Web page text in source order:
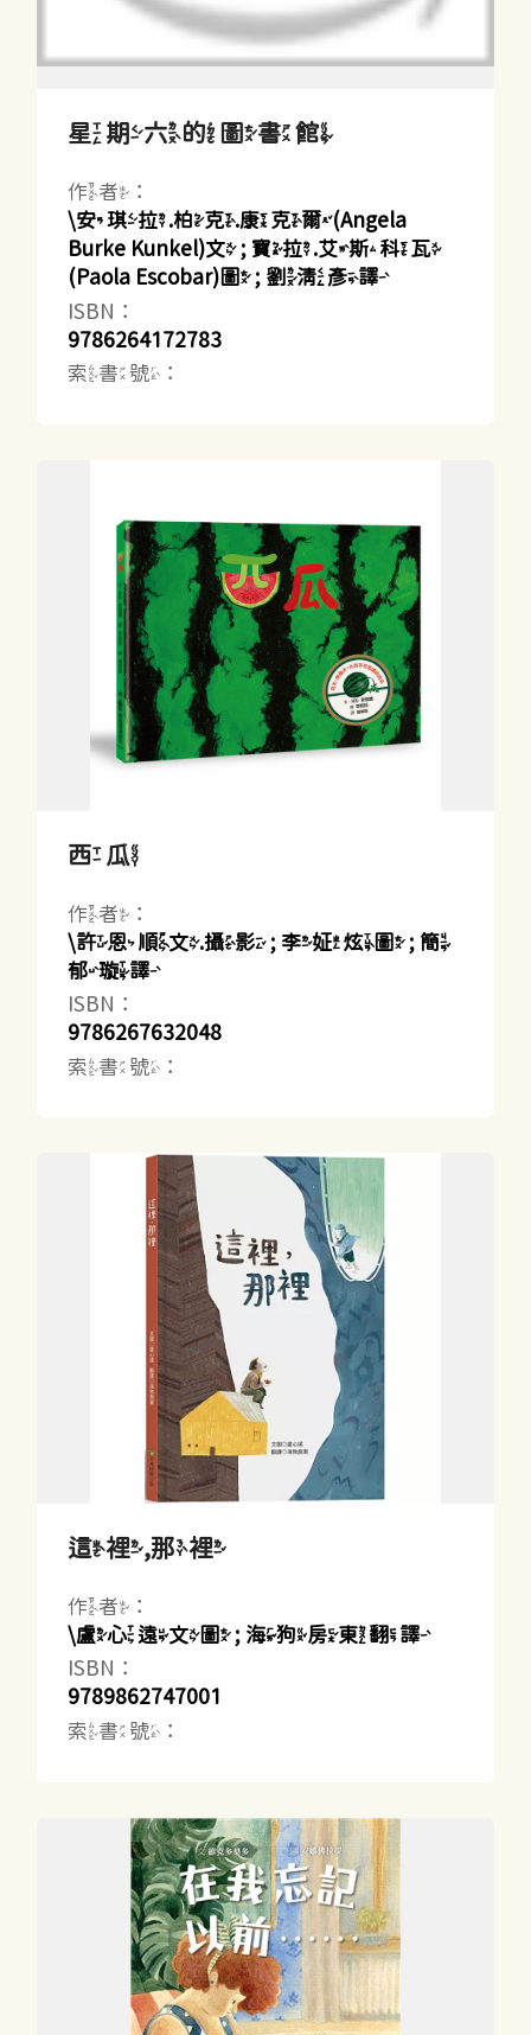
星期六的圖書館
作者：
\安琪拉.柏克.康克爾(Angela
Burke Kunkel)文 ; 寶拉.艾斯科瓦
(Paola Escobar)圖 ; 劉清彥譯
ISBN：
9786264172783
索書號：
西瓜
作者：
\許恩順文.攝影 ; 李姃炫圖 ; 簡
郁璇譯
ISBN：
9786267632048
索書號：
這裡,那裡
作者：
\盧心遠文圖 ; 海狗房東翻譯
ISBN：
9789862747001
索書號：